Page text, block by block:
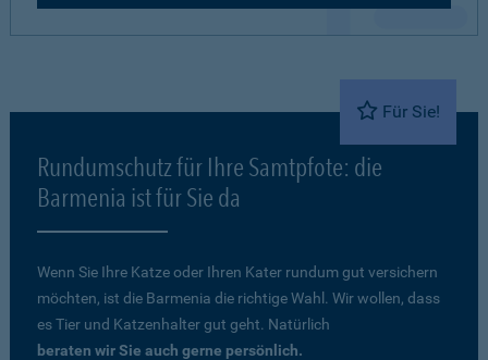
Für Sie!
Rundumschutz für Ihre Samtpfote: die
Barmenia ist für Sie da
Wenn Sie Ihre Katze oder Ihren Kater rundum gut versichern
möchten, ist die Barmenia die richtige Wahl. Wir wollen, dass
es Tier und Katzenhalter gut geht. Natürlich
beraten wir Sie auch gerne persönlich.